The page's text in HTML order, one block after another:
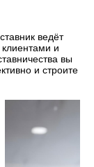
ведёт
и
вы
и строите